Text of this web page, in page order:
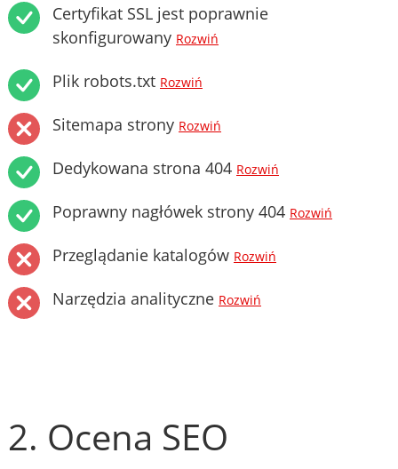
Certyfikat SSL jest poprawnie
skonfigurowany Rozwiń
Plik robots.txt Rozwiń
Sitemapa strony Rozwiń
Dedykowana strona 404 Rozwiń
Poprawny nagłówek strony 404 Rozwiń
Przeglądanie katalogów Rozwiń
Narzędzia analityczne Rozwiń
2. Ocena SEO